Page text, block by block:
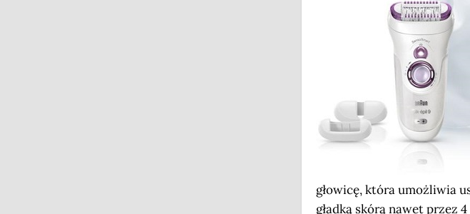
głowicę, która umożliwia
gładką skórą nawet przez